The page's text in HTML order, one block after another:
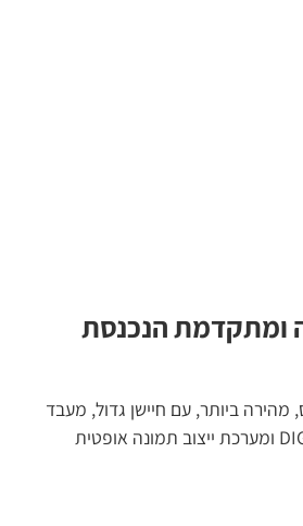
ומתקדמת הנכנסת
ביותר, עם חיישן גדול, מעבד
תמונה מתקדם DIGIC 7 ומערכת ייצוב תמונה אופטית